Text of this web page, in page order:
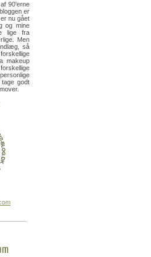
90'erne
er
nu gået
og mine
lige fra
Men
så
makeup
godt